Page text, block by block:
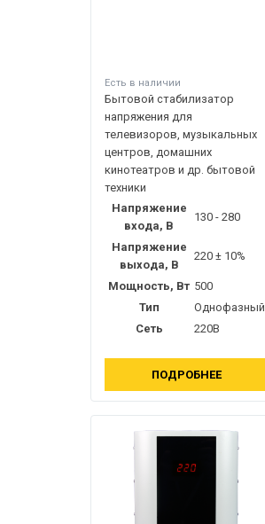
Есть в наличии
Бытовой стабилизатор
напряжения для
телевизоров, музыкальных
центров, домашних
кинотеатров и др. бытовой
техники
Напряжение
входа, В
130 - 280
Напряжение
выхода, В
220 ± 10%
Мощность, Вт 500
Тип
Однофазный
Сеть
220В
ПОДРОБНЕЕ